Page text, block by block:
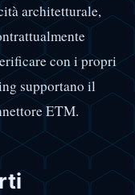
architetturale,
con i propri
supportano il
ETM.